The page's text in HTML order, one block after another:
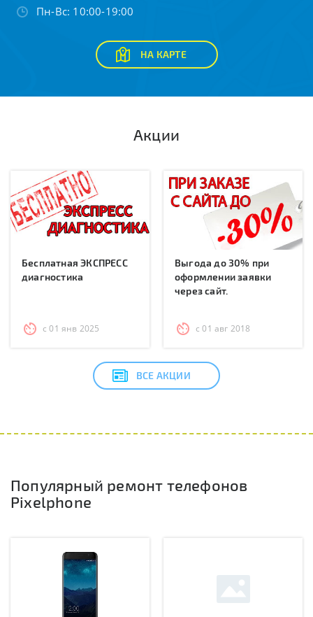
Пн-Вс: 10:00-19:00
НА КАРТЕ
Акции
Бесплатная ЭКСПРЕСС
диагностика
с 01 янв 2025
Выгода до 30% при
оформлении заявки
через сайт.
с 01 авг 2018
ВСЕ АКЦИИ
Популярный ремонт телефонов
Pixelphone